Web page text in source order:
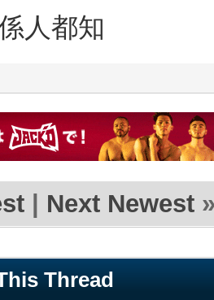
人都知
| Next Newest
Thread